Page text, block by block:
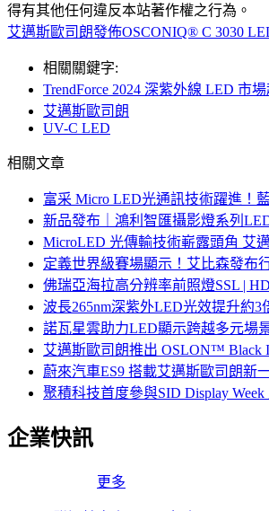
得有其他任何違反本站著作權之行為。
艾邁斯歐司朗發佈OSCONIQ® C 3030
相關關鍵字:
TrendForce 2024 深紫外線 LED 市
艾邁斯歐司朗
UV-C LED
相關文章
富采 Micro LED光通訊技術躍進！
新品發布｜鴻利智匯攝影燈系列
MicroLED 光傳輸技術嶄露頭角 艾
定義世界級賽場顯示！艾比森發布
佛瑞亞海拉高分辨率前照燈SSL |
波長265nm深紫外LED光效提升約3
諾瓦星雲助力LED顯示跨越多元場
艾邁斯歐司朗推出 OSLON™ Black
蔚來汽車ES9 搭載艾邁斯歐司朗新
聚積科技首度參與SID Display
企業快訊
更多